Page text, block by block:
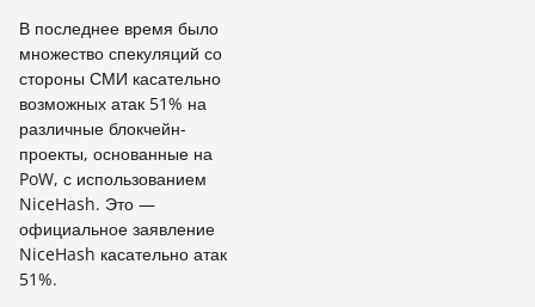
В последнее время было
множество спекуляций со
стороны СМИ касательно
возможных атак 51% на
различные блокчейн-
проекты, основанные на
PoW, с использованием
NiceHash. Это —
официальное заявление
NiceHash касательно атак
51%.